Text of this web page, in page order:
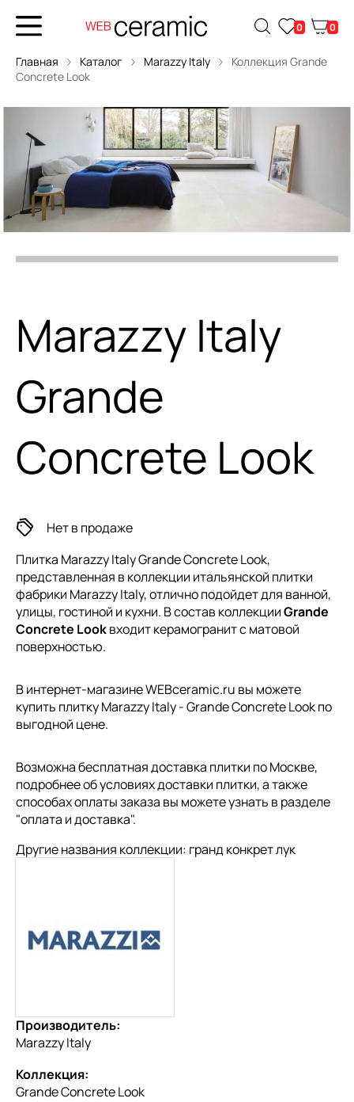
0 0
Главная Каталог Marazzy Italy
Коллекция Grande
Concrete Look
Marazzy Italy
Grande
Concrete Look
Нет в продаже
Плитка Marazzy Italy Grande Concrete Look,
представленная в коллекции итальянской плитки
фабрики Marazzy Italy, отлично подойдет для ванной,
улицы, гостиной и кухни. В состав коллекцииGrande
Concrete Lookвходит керамогранит с матовой
поверхностью.
В интернет-магазине WEBceramic.ru вы можете
купить плитку Marazzy Italy - Grande Concrete Look по
выгодной цене.
Возможна бесплатная доставка плитки по Москве,
подробнее об условиях доставки плитки, а также
способах оплаты заказа вы можете узнать в разделе
"оплата и доставка".
Другие названия коллекции: гранд конкрет лук
Производитель:
Marazzy Italy
Коллекция:
Grande Concrete Look